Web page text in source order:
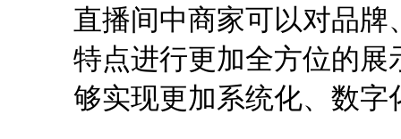
直播间中商家可以对品
特点进行更加全方位的
够实现更加系统化、数字